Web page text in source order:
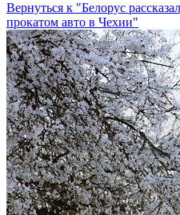
Вернуться к "Белорус
прокатом авто в Чехии"